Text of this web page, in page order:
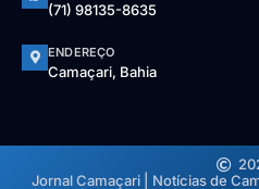
(71) 98135-8635
ENDEREÇO
Camaçari, Bahia
Jornal Camaçari | Notícias de